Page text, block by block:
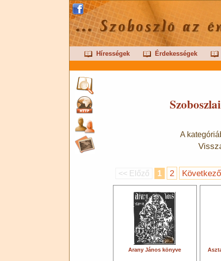
Hírességek Érdekességek
A
<< Előző 1 2
Arany János könyve